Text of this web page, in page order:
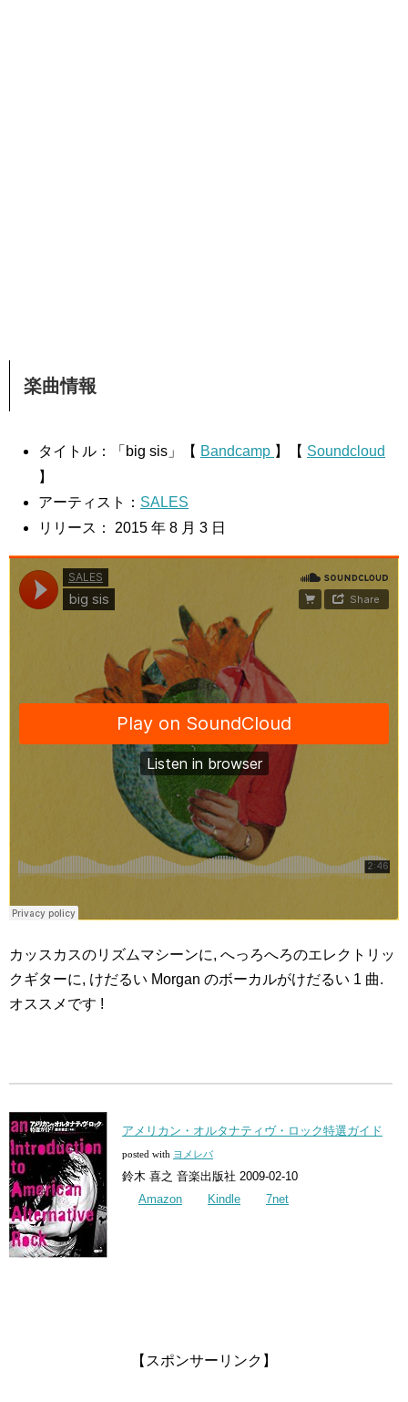
楽曲情報
タイトル：「big sis」【 Bandcamp 】【 Soundcloud
】
アーティスト： SALES
リリース： 2015 年 8 月 3 日
カッスカスのリズムマシーンに, へっろへろのエレクトリッ
クギターに, けだるい Morgan のボーカルがけだるい 1 曲.
オススメです !
アメリカン・オルタナティヴ・ロック特選ガイド
posted with ヨメレバ
鈴木 喜之 音楽出版社 2009-02-10
Amazon
Kindle 7net
【スポンサーリンク】